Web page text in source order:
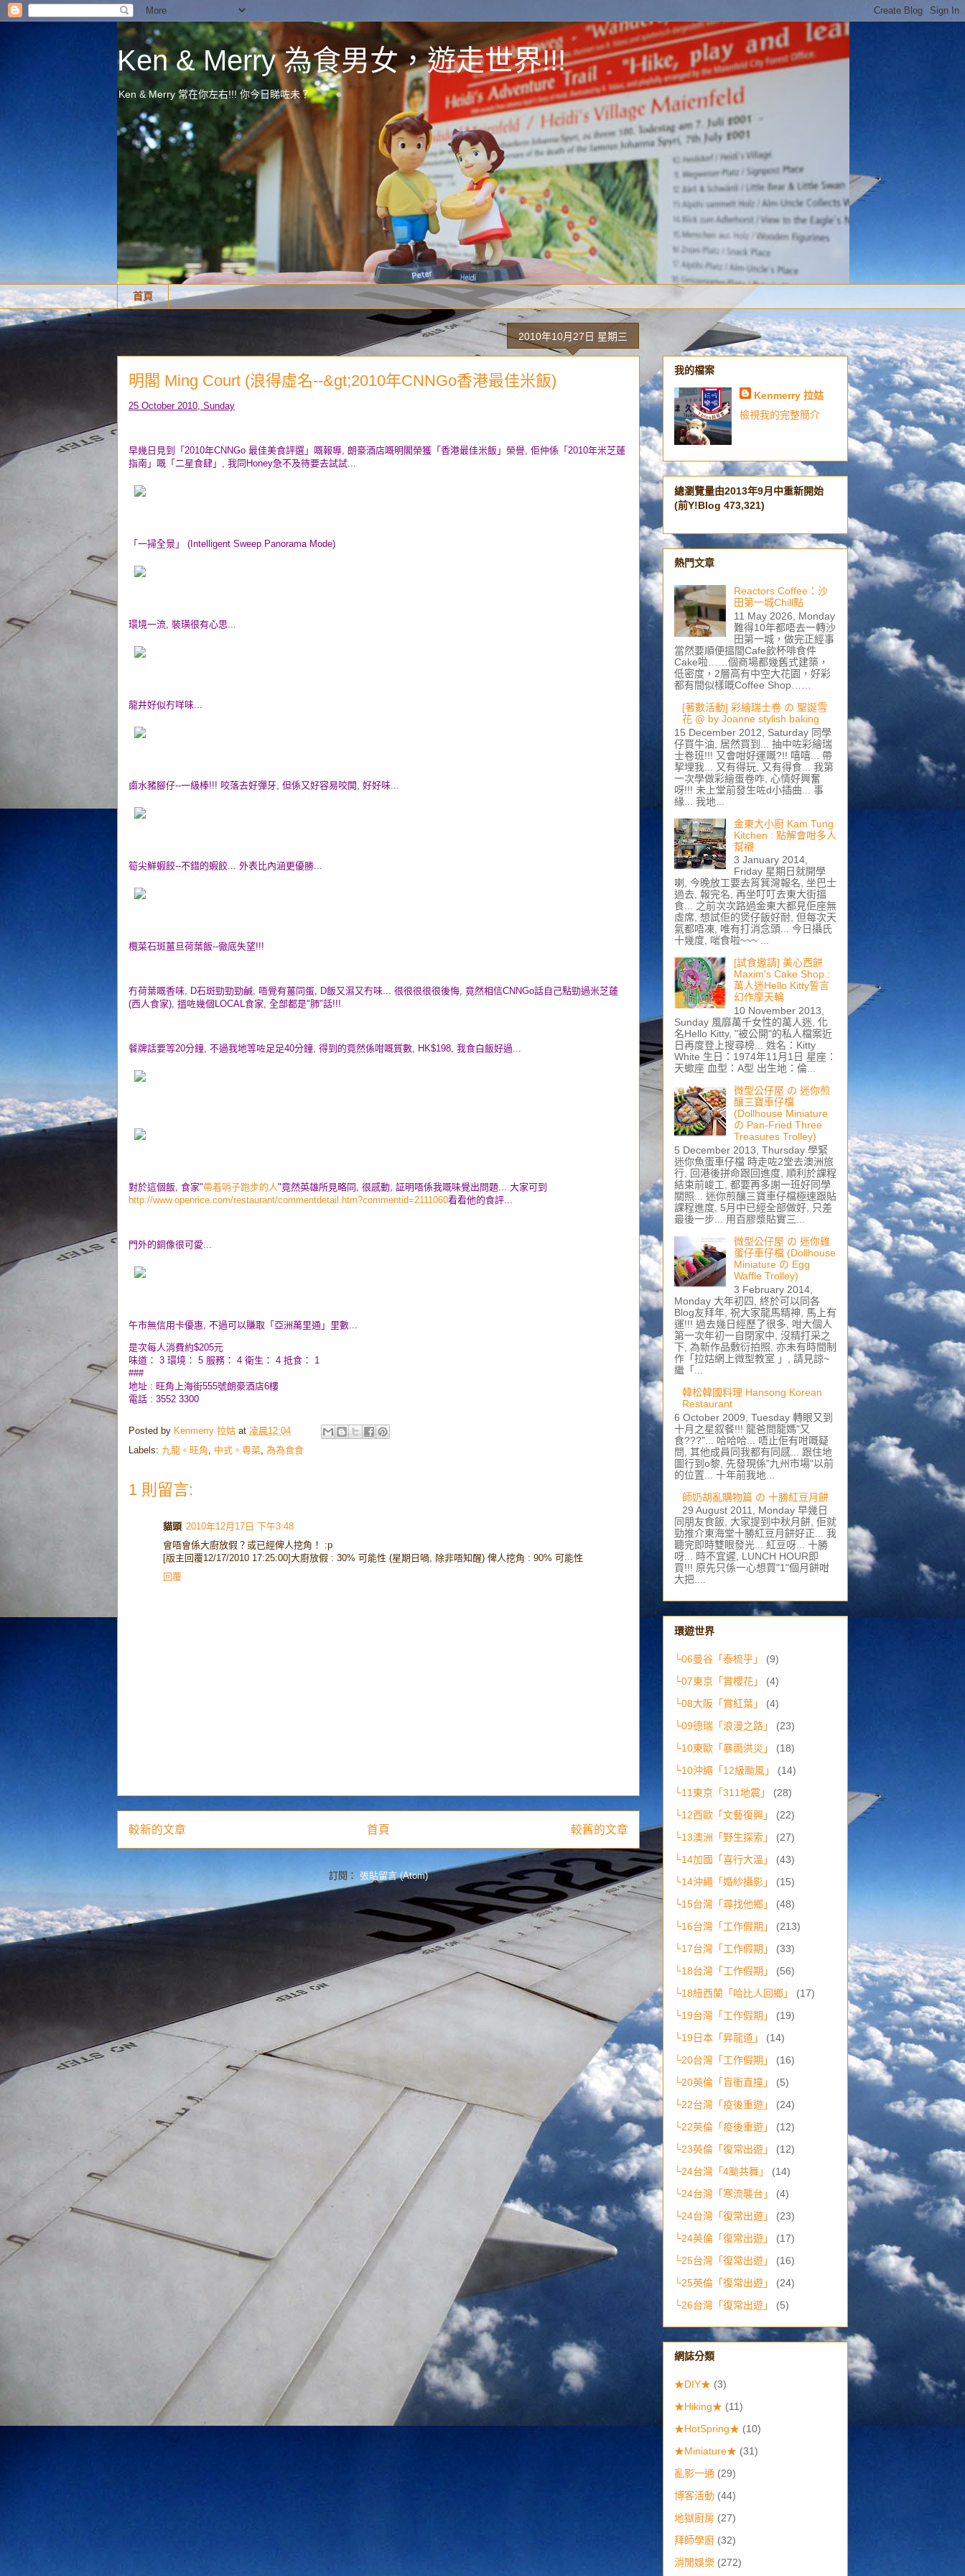
Ken & Merry 為食男女，遊走世界!!!
Ken & Merry 常在你左右!!! 你今日睇咗未？
首頁
2010年10月27日 星期三
明閣 Ming Court (浪得虛名--&gt;2010年CNNGo香港最佳米飯)
25 October 2010, Sunday
早幾日見到「2010年CNNGo 最佳美食評選」嘅報導, 朗豪酒店嘅明閣榮獲「香港最佳米飯」榮譽, 佢仲係「2010年米芝蓮
指南」嘅「 二星食肆」, 我同Honey急不及待要去試試...
「一掃全景」 (Intelligent Sweep Panorama Mode)
環境一流, 裝璜很有心思...
龍井好似冇咩味...
鹵水豬腳仔--一級棒!!! 咬落去好彈牙, 但係又好容易咬開, 好好味...
筍尖鮮蝦餃--不錯的蝦餃... 外表比內涵更優勝...
欖菜石斑薑旦荷葉飯--徹底失望!!!
冇荷葉嘅香味, D石斑勁勁勁鹹, 唔覺有薑同蛋, D飯又濕又冇味... 很很很很很後悔, 竟然相信CNNGo話自己點勁過米芝蓮
(西人食家), 搵咗幾個LOCAL食家, 全部都是"肺"話!!!
餐牌話要等20分鐘, 不過我地等咗足足40分鐘, 得到的竟然係咁嘅質數, HK$198, 我食白飯好過...
對於這個飯, 食家"帶着哨子跑步的人"竟然英雄所見略同, 很感動, 証明唔係我嘅味覺出問題... 大家可到
http://www.openrice.com/restaurant/commentdetail.htm?commentid=2111060看看他的食評...
門外的銅像很可愛...
午市無信用卡優惠, 不過可以賺取「亞洲萬里通」里數...
是次每人消費約$205元
味道： 3 環境： 5 服務： 4 衛生： 4 抵食： 1
###
地址 : 旺角上海街555號朗豪酒店6樓
電話 : 3552 3300
Posted by Kenmerry 拉姑 at 凌晨12:04
Labels: 九龍。旺角 中式。粵菜 為為食食
1 則留言:
貓頭 2010年12月17日 下午3:48
會唔會係大廚放假？或已經俾人挖角！ :p
[版主回覆12/17/2010 17:25:00]大廚放假 : 30% 可能性 (星期日喎, 除非唔知醒) 俾人挖角 : 90% 可能性
回覆
較新的文章 較舊的文章
首頁
訂閱： 張貼留言 (Atom)
我的檔案
Kenmerry 拉姑
檢視我的完整簡介
總瀏覽量由2013年9月中重新開始
(前Y!Blog 473,321)
熱門文章
Reactors Coffee：沙
田第一城Chill點
11 May 2026, Monday
難得10年都唔去一轉沙
田第一城，做完正經事
當然要順便搵間Cafe飲杯啡食件
Cake啦……個商場都幾舊式建築，
低密度，2層高有中空大花園，好彩
都有間似樣嘅Coffee Shop……
[著數活動] 彩繪瑞士卷 の 聖誕雪
花 @ by Joanne stylish baking
15 December 2012, Saturday 同學
仔買牛油, 居然買到... 抽中咗彩繪瑞
士卷班!!! 又會咁好運嘅?!! 嘻嘻... 帶
挈埋我... 又有得玩, 又有得食... 我第
一次學做彩繪蛋卷咋, 心情好興奮
呀!!! 未上堂前發生咗d小插曲... 事
緣... 我地...
金東大小廚 Kam Tung
Kitchen : 點解會咁多人
幫襯
3 January 2014,
Friday 星期日就開學
喇, 今晚放工要去筲箕灣報名, 坐巴士
過去, 報完名, 再坐叮叮去東大街搵
食... 之前次次路過金東大都見佢座無
虛席, 想試佢的煲仔飯好耐, 但每次天
氣都唔凍, 唯有打消念頭... 今日攝氏
十幾度, 啱食啦~~~ ...
[試食邀請] 美心西餅
Maxim's Cake Shop :
萬人迷Hello Kitty誓言
幻作摩天輪
10 November 2013,
Sunday 風靡萬千女性的萬人迷, 化
名Hello Kitty, "被公開"的私人檔案近
日再度登上搜尋榜... 姓名：Kitty
White 生日：1974年11月1日 星座：
天蠍座 血型：A型 出生地：倫...
微型公仔屋 の 迷你煎
釀三寶車仔檔
(Dollhouse Miniature
の Pan-Fried Three
Treasures Trolley)
5 December 2013, Thursday 學緊
迷你魚蛋車仔檔 時走咗2堂去澳洲旅
行, 回港後拼命跟回進度, 順利於課程
結束前峻工, 都要再多謝一班好同學
關照... 迷你煎釀三寶車仔檔極速跟貼
課程進度, 5月中已經全部做好, 只差
最後一步... 用百膠漿貼實三...
微型公仔屋 の 迷你雞
蛋仔車仔檔 (Dollhouse
Miniature の Egg
Waffle Trolley)
3 February 2014,
Monday 大年初四, 終於可以同各
Blog友拜年, 祝大家龍馬精神, 馬上有
運!!! 過去幾日經歷了很多, 咁大個人
第一次年初一自閉家中, 沒精打采之
下, 為新作品敷衍拍照, 亦未有時間制
作「拉姑網上微型教室 」, 請見諒~
繼「...
韓松韓國料理 Hansong Korean
Restaurant
6 October 2009, Tuesday 轉眼又到
十月之星叙餐!!! 龍爸問龍媽"又
食???"... 哈哈哈... 唔止佢有咁嘅疑
問, 其他成員同我都有同感... 跟住地
圖行到o黎, 先發現係"九州市場"以前
的位置... 十年前我地...
師奶胡亂購物篇 の 十勝紅豆月餅
29 August 2011, Monday 早幾日
同朋友食飯, 大家提到中秋月餅, 佢就
勁推介東海堂十勝紅豆月餅好正... 我
聽完即時雙眼發光... 紅豆呀... 十勝
呀... 時不宜遲, LUNCH HOUR即
買!!! 原先只係一心想買"1"個月餅咁
大把....
環遊世界
└06曼谷「泰梳乎」
(9)
└07東京「賞櫻花」
(4)
└08大阪「賞紅葉」
(4)
└09德瑞「浪漫之路」
(23)
└10東歐「暴雨洪災」
(18)
└10沖繩「12級颱風」
(14)
└11東京「311地震」
(28)
└12西歐「文藝復興」
(22)
└13澳洲「野生探索」
(27)
└14加國「喜行大溫」
(43)
└14沖繩「婚紗攝影」
(15)
└15台灣「尋找他鄉」
(48)
└16台灣「工作假期」
(213)
└17台灣「工作假期」
(33)
└18台灣「工作假期」
(56)
└18紐西蘭「哈比人回鄉」
(17)
└19台灣「工作假期」
(19)
└19日本「昇龍道」
(14)
└20台灣「工作假期」
(16)
└20英倫「盲衝直撞」
(5)
└22台灣「疫後重遊」
(24)
└22英倫「疫後重遊」
(12)
└23英倫「復常出遊」
(12)
└24台灣「4颱共舞」
(14)
└24台灣「寒流襲台」
(4)
└24台灣「復常出遊」
(23)
└24英倫「復常出遊」
(17)
└25台灣「復常出遊」
(16)
└25英倫「復常出遊」
(24)
└26台灣「復常出遊」
(5)
網誌分類
★DIY★ (3)
★Hiking★ (11)
★HotSpring★ (10)
★Miniature★ (31)
亂影一通 (29)
博客活動 (44)
地獄廚房 (27)
拜師學廚 (32)
消閒娛樂 (272)